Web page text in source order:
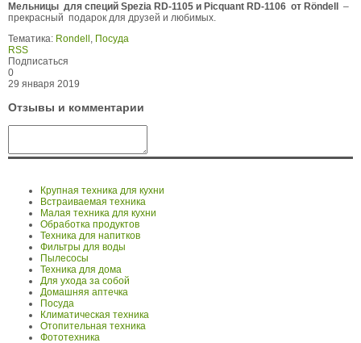
Мельницы для специй Spezia RD-1105 и Picquant RD-1106 от Röndell
–
прекрасный подарок для друзей и любимых.
Тематика: Rondell , Посуда
RSS
Подписаться
0
29 января 2019
Отзывы и комментарии
Крупная техника для кухни
Встраиваемая техника
Малая техника для кухни
Обработка продуктов
Техника для напитков
Фильтры для воды
Пылесосы
Техника для дома
Для ухода за собой
Домашняя аптечка
Посуда
Климатическая техника
Отопительная техника
Фототехника